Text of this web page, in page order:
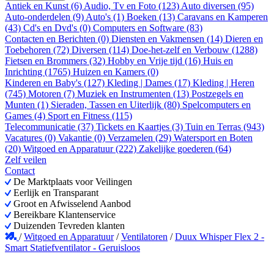
Antiek en Kunst (6) Audio, Tv en Foto (123) Auto diversen (95)
Auto-onderdelen (9) Auto's (1) Boeken (13) Caravans en Kamperen
(43) Cd's en Dvd's (0) Computers en Software (83)
Contacten en Berichten (0) Diensten en Vakmensen (14) Dieren en
Toebehoren (72) Diversen (114) Doe-het-zelf en Verbouw (1288)
Fietsen en Brommers (32) Hobby en Vrije tijd (16) Huis en
Inrichting (1765) Huizen en Kamers (0)
Kinderen en Baby's (127) Kleding | Dames (17) Kleding | Heren
(745) Motoren (7) Muziek en Instrumenten (13) Postzegels en
Munten (1) Sieraden, Tassen en Uiterlijk (80) Spelcomputers en
Games (4) Sport en Fitness (115)
Telecommunicatie (37) Tickets en Kaartjes (3) Tuin en Terras (943)
Vacatures (0) Vakantie (0) Verzamelen (29) Watersport en Boten
(20) Witgoed en Apparatuur (222) Zakelijke goederen (64)
Zelf veilen
Contact
De Marktplaats voor Veilingen
Eerlijk en Transparant
Groot en Afwisselend Aanbod
Bereikbare Klantenservice
Duizenden Tevreden klanten
/Witgoed en Apparatuur /Ventilatoren /Duux Whisper Flex 2 -
Smart Statiefventilator - Geruisloos